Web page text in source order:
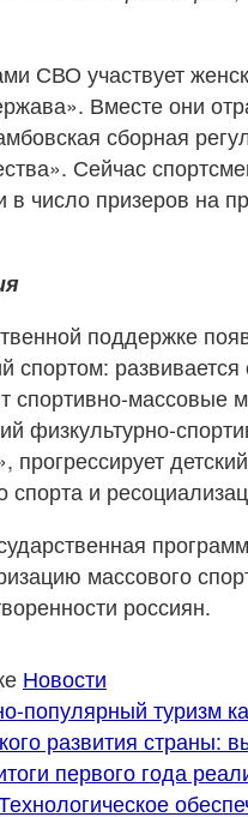
СВО участвует
Вместе они
сборная
Сейчас
в число призеров на
поддержке
спортом: развивается
спортивно-массовые
физкультурно-
прогрессирует
спорта и
массового
россиян.
Новости
туризм
развития страны:
первого года